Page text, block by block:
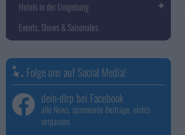
Hotels in der Umgebung
Events, Shows & Saisonales
Folge uns auf Social Media!
dein-dlrp bei Facebook
alle News, spannende Beiträge, nichts
verpassen